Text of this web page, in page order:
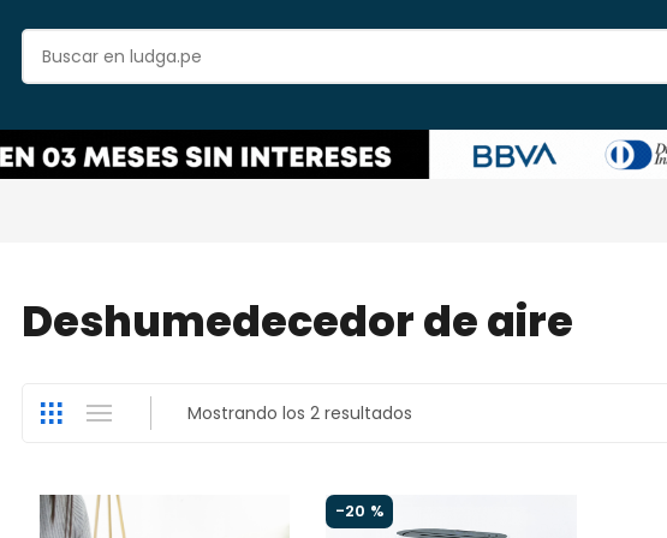
Deshumedecedor de aire
Mostrando los 2 resultados
-20 %